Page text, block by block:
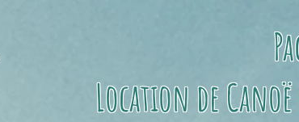
Location de